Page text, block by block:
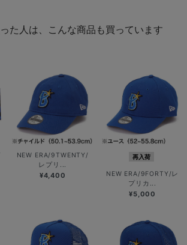
た人は、こんな商品も買っています
NEW ERA/9TWENTY/
レプリ...
¥4,400
再入荷
NEW ERA/9FORTY/レ
プリカ...
¥5,000